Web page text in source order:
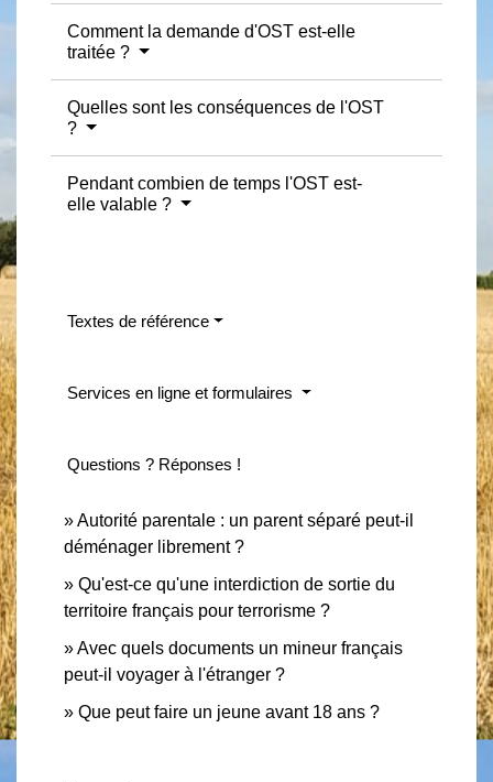
Comment la demande d'OST est-elle
traitée ?
Quelles sont les conséquences de l'OST
?
Pendant combien de temps l'OST est-
elle valable ?
Textes de référence
Services en ligne et formulaires
Questions ? Réponses !
Autorité parentale : un parent séparé peut-il
déménager librement ?
Qu'est-ce qu'une interdiction de sortie du
territoire français pour terrorisme ?
Avec quels documents un mineur français
peut-il voyager à l'étranger ?
Que peut faire un jeune avant 18 ans ?